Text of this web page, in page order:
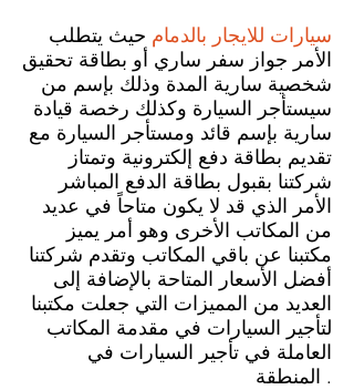
سيارات للايجار بالدمام حيث يتطلب
الأمر جواز سفر ساري أو بطاقة تحقيق
شخصية سارية المدة وذلك بإسم من
سيستأجر السيارة وكذلك رخصة قيادة
سارية بإسم قائد ومستأجر السيارة مع
تقديم بطاقة دفع إلكترونية وتمتاز
شركتنا بقبول بطاقة الدفع المباشر
الأمر الذي قد لا يكون متاحاً في عديد
من المكاتب الأخرى وهو أمر يميز
مكتبنا عن باقي المكاتب وتقدم شركتنا
أفضل الأسعار المتاحة بالإضافة إلى
العديد من المميزات التي جعلت مكتبنا
لتأجير السيارات في مقدمة المكاتب
العاملة في تأجير السيارات في
المنطقة .